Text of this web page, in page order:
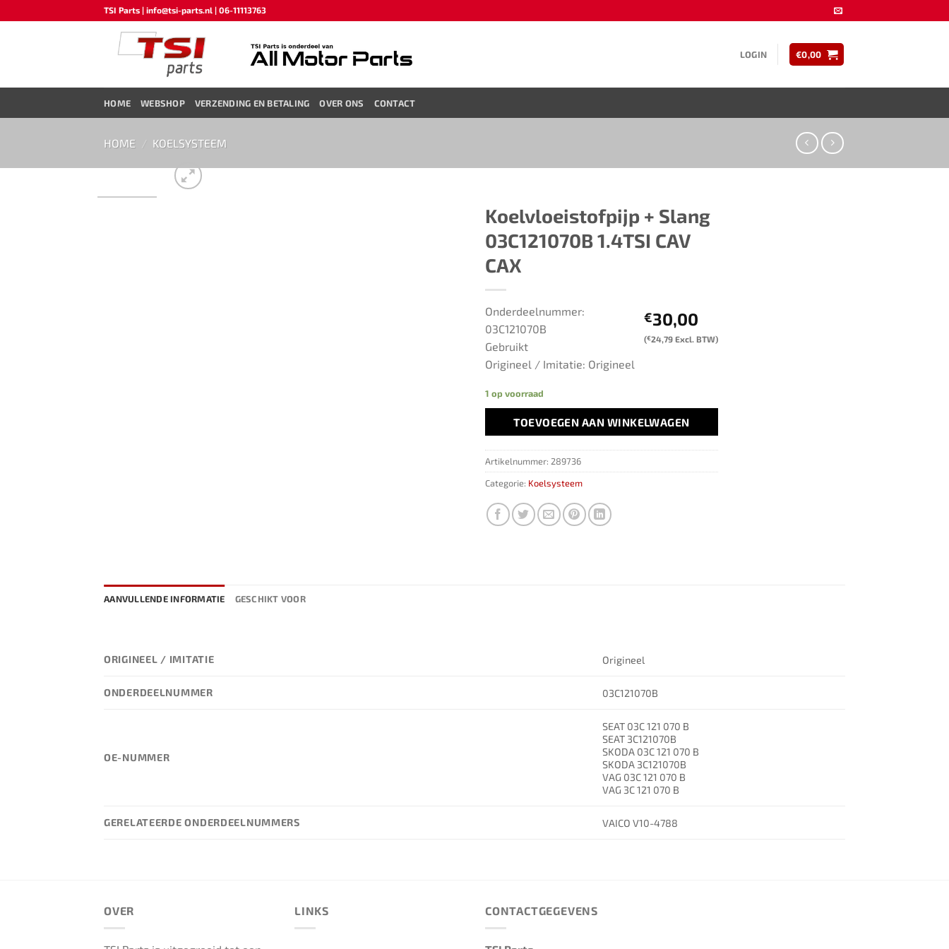
naar
TSI Parts | info@tsi-parts.nl | 06-11113763
LOGIN €0,00
HOME WEBSHOP VERZENDING EN BETALING OVER ONS CONTACT
HOME / KOELSYSTEEM
Koelvloeistofpijp + Slang
03C121070B 1.4TSI CAV
CAX​
€30,00
(€24,79 Excl. BTW)
Onderdeelnummer:
03C121070B
Gebruikt
Origineel / Imitatie: Origineel
1 op voorraad
TOEVOEGEN AAN WINKELWAGEN
Artikelnummer: 289736
Categorie: Koelsysteem
AANVULLENDE INFORMATIE GESCHIKT VOOR
ORIGINEEL / IMITATIE Origineel
ONDERDEELNUMMER 03C121070B
OE-NUMMER
SEAT 03C 121 070 B
SEAT 3C121070B
SKODA 03C 121 070 B
SKODA 3C121070B
VAG 03C 121 070 B
VAG 3C 121 070 B
GERELATEERDE ONDERDEELNUMMERS VAICO V10-4788
OVER LINKS CONTACTGEGEVENS